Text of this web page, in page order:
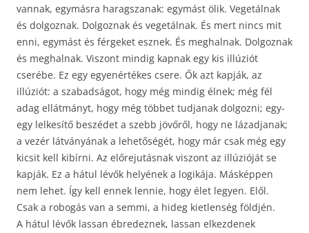
vannak, egymásra haragszanak: egymást ölik. Vegetálnak
és dolgoznak. Dolgoznak és vegetálnak. És mert nincs mit
enni, egymást és férgeket esznek. És meghalnak. Dolgoznak
és meghalnak. Viszont mindig kapnak egy kis illúziót
cserébe. Ez egy egyenértékes csere. Ők azt kapják, az
illúziót: a szabadságot, hogy még mindig élnek; még fél
adag ellátmányt, hogy még többet tudjanak dolgozni; egy-
egy lelkesítő beszédet a szebb jövőről, hogy ne lázadjanak;
a vezér látványának a lehetőségét, hogy már csak még egy
kicsit kell kibírni. Az előrejutásnak viszont az illúzióját se
kapják. Ez a hátul lévők helyének a logikája. Másképpen
nem lehet. Így kell ennek lennie, hogy élet legyen. Elől.
Csak a robogás van a semmi, a hideg kietlenség földjén.
A hátul lévők lassan ébredeznek, lassan elkezdenek